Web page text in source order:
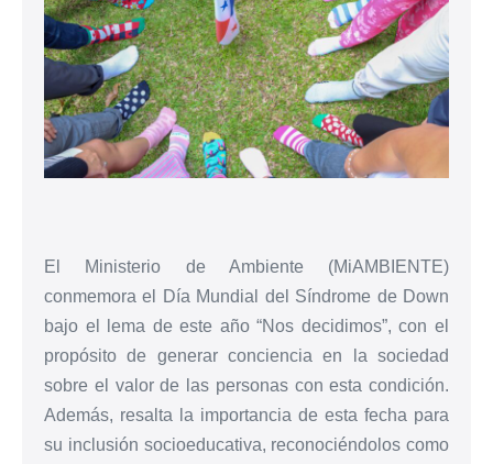
El Ministerio de Ambiente (MiAMBIENTE)
conmemora el Día Mundial del Síndrome de Down
bajo el lema de este año “Nos decidimos”, con el
propósito de generar conciencia en la sociedad
sobre el valor de las personas con esta condición.
Además, resalta la importancia de esta fecha para
su inclusión socioeducativa, reconociéndolos como